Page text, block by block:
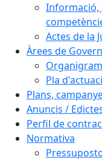
Informació,
Actes de la
Àrees de Govern
Pla
Plans,
Anuncis /
Perfil de
Normativa